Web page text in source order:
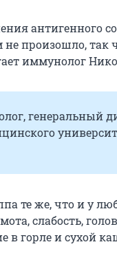
антигенного
произошло, так
иммунолог
генеральный
те же, что и у
слабость,
в горле и сухой